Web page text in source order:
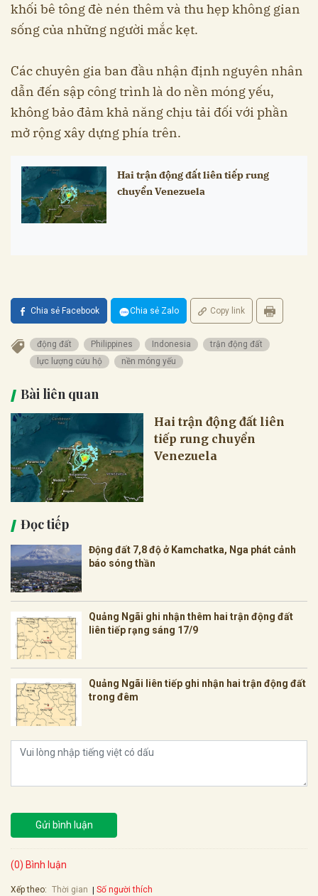
khối bê tông đè nén thêm và thu hẹp không gian
sống của những người mắc kẹt.
Các chuyên gia ban đầu nhận định nguyên nhân
dẫn đến sập công trình là do nền móng yếu,
không bảo đảm khả năng chịu tải đối với phần
mở rộng xây dựng phía trên.
Hai trận động đất liên tiếp rung
chuyển Venezuela
Chia sẻ Facebook Chia sẻ Zalo Copy link
động đất Philippines Indonesia
trận động đất
lực lượng cứu hộ
nền móng yếu
Bài liên quan
Hai trận động đất liên
tiếp rung chuyển
Venezuela
Đọc tiếp
Động đất 7,8 độ ở Kamchatka, Nga phát cảnh
báo sóng thần
Quảng Ngãi ghi nhận thêm hai trận động đất
liên tiếp rạng sáng 17/9
Quảng Ngãi liên tiếp ghi nhận hai trận động đất
trong đêm
Gửi bình luận
(0) Bình luận
Xếp theo: Thời gian Số người thích